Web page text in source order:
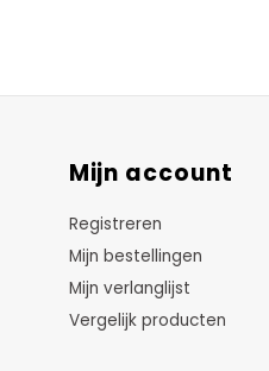
Mijn account
Registreren
Mijn bestellingen
Mijn verlanglijst
Vergelijk producten